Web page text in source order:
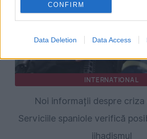
CONFIRM
Data Deletion Data Access
INTERNATIONAL
Noi informații despre criza
Serviciile spaniole verifică
jihadismul